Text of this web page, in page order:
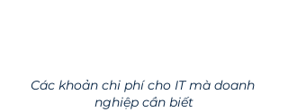
Các khoản chi phí cho IT mà doanh
nghiệp cần biết